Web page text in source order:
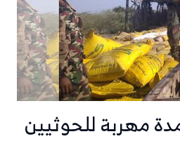
مهربة للحوثيين